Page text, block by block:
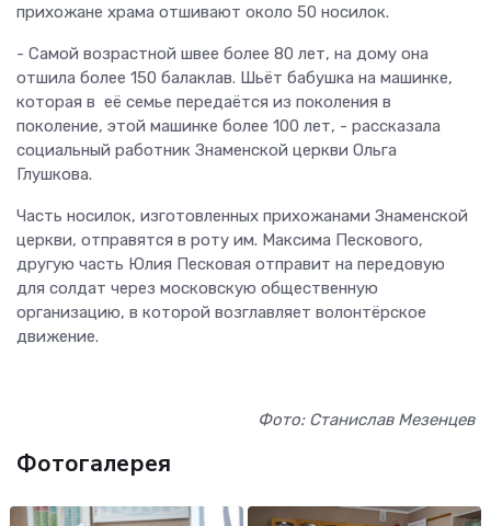
прихожане храма отшивают около 50 носилок.
- Самой возрастной швее более 80 лет, на дому она
отшила более 150 балаклав. Шьёт бабушка на машинке,
которая в её семье передаётся из поколения в
поколение, этой машинке более 100 лет, - рассказала
социальный работник Знаменской церкви Ольга
Глушкова.
Часть носилок, изготовленных прихожанами Знаменской
церкви, отправятся в роту им. Максима Пескового,
другую часть Юлия Песковая отправит на передовую
для солдат через московскую общественную
организацию, в которой возглавляет волонтёрское
движение.
Фото: Станислав Мезенцев
Фотогалерея